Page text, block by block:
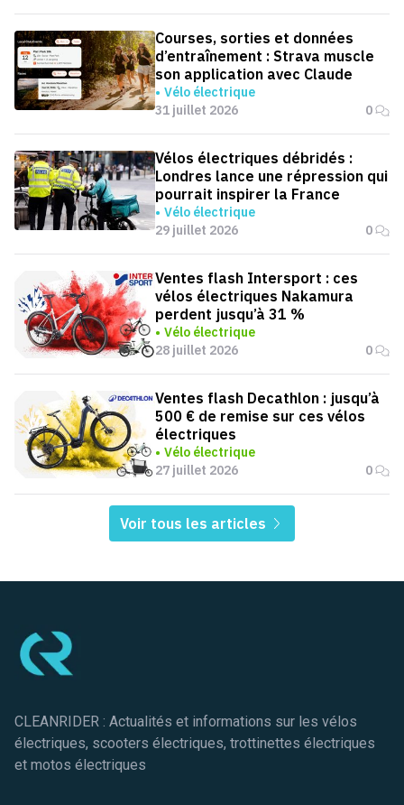
Courses, sorties et données
d’entraînement : Strava muscle
son application avec Claude
Vélo électrique
31 juillet 2026
0
Vélos électriques débridés :
Londres lance une répression qui
pourrait inspirer la France
Vélo électrique
29 juillet 2026
0
Ventes flash Intersport : ces
vélos électriques Nakamura
perdent jusqu’à 31 %
Vélo électrique
28 juillet 2026
0
Ventes flash Decathlon : jusqu’à
500 € de remise sur ces vélos
électriques
Vélo électrique
27 juillet 2026
0
Voir tous les articles
CLEANRIDER : Actualités et informations sur les vélos
électriques, scooters électriques, trottinettes électriques
et motos électriques